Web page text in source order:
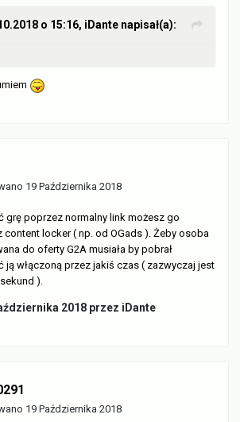
o 15:16, iDante napisał(a):
19 Października 2018
grę poprzez normalny link możesz go
locker ( np. od OGads ). Żeby osoba
do oferty G2A musiała by pobrał
ją włączoną przez jakiś czas ( zazwyczaj jest
).
2018 przez iDante
19 Października 2018